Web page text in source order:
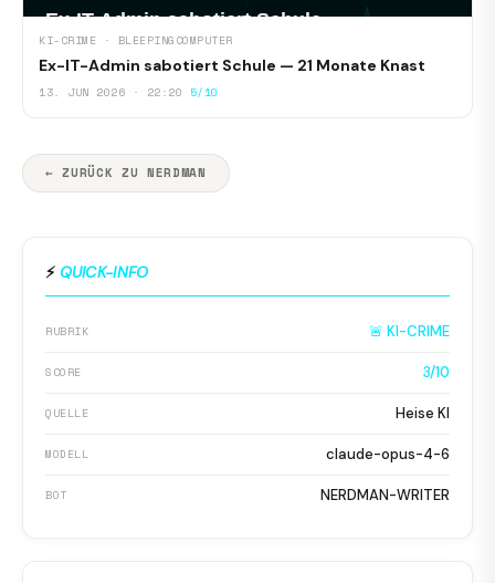
KI-CRIME · BLEEPINGCOMPUTER
Ex-IT-Admin sabotiert Schule — 21 Monate Knast
13. JUN 2026 · 22:20 5/10
← ZURÜCK ZU NERDMAN
⚡ QUICK-INFO
RUBRIK 🚨 KI-CRIME
SCORE 3/10
QUELLE Heise KI
MODELL claude-opus-4-6
BOT NERDMAN-WRITER